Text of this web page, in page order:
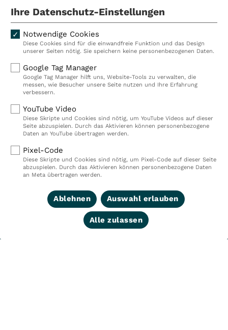
Schweiz und beschäftigen rund 14.000
Mitarbeiterinnen und Mitarbeiter. In Deutschland
betreiben wir 29 Rehakliniken, zwei Akutkliniken, acht
ambulante Rehazentren, zwei Medizinische
Versorgungszentren (MVZ), neun Pflegeeinrichtungen
sowie ein Prevention Center. Zudem führen wir einen
touristischen Standort in Damp. Insgesamt
beschäftigen wir bei VITREA Deutschland über 9.000
Mitarbeiterinnen und Mitarbeiter.
Kliniken
Pflege
VITREA Deutschland
VITREA
Ihre Datenschutz-Einstellungen
Notwendige Cookies
Diese Cookies sind für die einwandfreie Funktion und das Design
unserer Seiten nötig. Sie speichern keine personenbezogenen Daten.
Google Tag Manager
Google Tag Manager hilft uns, Website-Tools zu verwalten, die
messen, wie Besucher unsere Seite nutzen und Ihre Erfahrung
verbessern.
YouTube Video
Diese Skripte und Cookies sind nötig, um YouTube Videos auf dieser
Seite abzuspielen. Durch das Aktivieren können personenbezogene
Daten an YouTube übertragen werden.
Pixel-Code
Diese Skripte und Cookies sind nötig, um Pixel-Code auf dieser Seite
abzuspielen. Durch das Aktivieren können personenbezogene Daten
an Meta übertragen werden.
Ablehnen Auswahl erlauben
Alle zulassen